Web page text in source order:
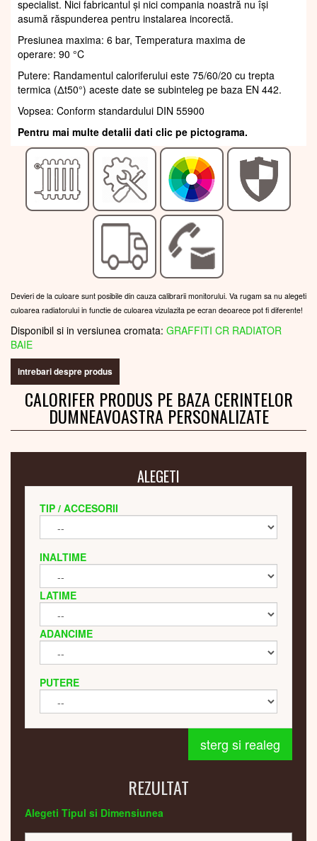
specialist. Nici fabricantul și nici compania noastră nu își
asumă răspunderea pentru instalarea incorectă.
Presiunea maxima: 6 bar, Temperatura maxima de
operare: 90 °C
Putere: Randamentul caloriferului este 75/60/20 cu trepta
termica (Δt50°) aceste date se subinteleg pe baza EN 442.
Vopsea: Conform standardului DIN 55900
Pentru mai multe detalii dati clic pe pictograma.
Devieri de la culoare sunt posibile din cauza calibrarii monitorului. Va rugam sa nu alegeti
culoarea radiatorului in functie de culoarea vizulazita pe ecran deoarece pot fi diferente!
Disponibil si in versiunea cromata: GRAFFITI CR RADIATOR
BAIE
intrebari despre produs
CALORIFER PRODUS PE BAZA CERINTELOR
DUMNEAVOASTRA PERSONALIZATE
ALEGETI
TIP / ACCESORII
INALTIME
LATIME
ADANCIME
PUTERE
sterg si realeg
REZULTAT
Alegeti Tipul si Dimensiunea